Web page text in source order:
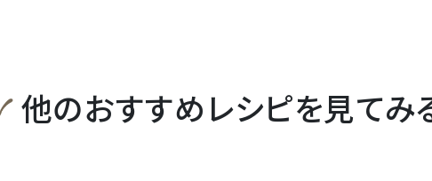
他のおすすめレシピを見てみ